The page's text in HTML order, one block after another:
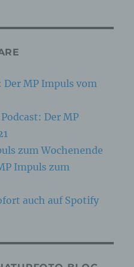
Der MP Impuls vom
Der MP
zum Wochenende
Impuls zum
auch auf Spotify
genetischen,
natürlichen Person
identifizierte oder
Person, deren
von dem für die
verarbeitet
ausgeführte Vorgang